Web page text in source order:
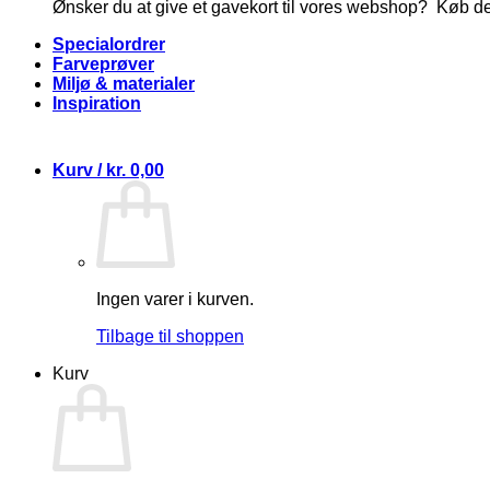
Ønsker du at give et gavekort til vores webshop? Køb
Specialordrer
Farveprøver
Miljø & materialer
Inspiration
Kurv / kr. 0,00
Ingen varer i kurven.
Tilbage til shoppen
Kurv